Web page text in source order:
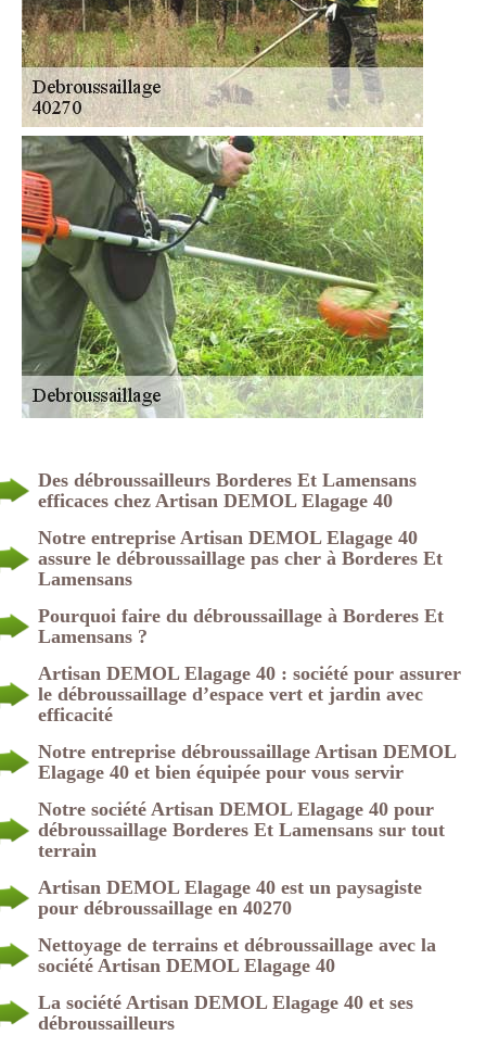
Des débroussailleurs Borderes Et Lamensans
efficaces chez Artisan DEMOL Elagage 40
Notre entreprise Artisan DEMOL Elagage 40
assure le débroussaillage pas cher à Borderes Et
Lamensans
Pourquoi faire du débroussaillage à Borderes Et
Lamensans ?
Artisan DEMOL Elagage 40 : société pour assurer
le débroussaillage d’espace vert et jardin avec
efficacité
Notre entreprise débroussaillage Artisan DEMOL
Elagage 40 et bien équipée pour vous servir
Notre société Artisan DEMOL Elagage 40 pour
débroussaillage Borderes Et Lamensans sur tout
terrain
Artisan DEMOL Elagage 40 est un paysagiste
pour débroussaillage en 40270
Nettoyage de terrains et débroussaillage avec la
société Artisan DEMOL Elagage 40
La société Artisan DEMOL Elagage 40 et ses
débroussailleurs